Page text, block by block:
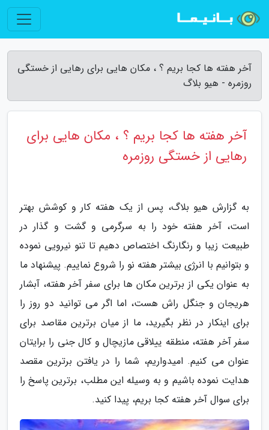
آخر هفته ها کجا بریم ؟ ، مکان هایی برای رهایی از خستگی
روزمره - هیو بلاگ
آخر هفته ها کجا بریم ؟ ، مکان هایی برای
رهایی از خستگی روزمره
به گزارش هیو بلاگ، پس از یک هفته کار و کوشش بهتر
است، آخر هفته خود را به سرگرمی و گشت و گذار در
طبیعت زیبا و رنگارنگ اختصاص دهیم تا تنو نیرویی نموده
و بتوانیم با انرژی بیشتر هفته نو را شروع نماییم. پیشنهاد ما
به عنوان یکی از برترین مکان ها برای سفر آخر هفته، آبشار
هریجان و جنگل راش هست، اما اگر می توانید دو روز را
برای اینکار در نظر بگیرید، ما از میان برترین مقاصد برای
سفر آخر هفته، منطقه ییلاقی مازیچال و کال جنی را برایتان
عنوان می کنیم. امیدواریم، شما را در یافتن برترین مقصد
هدایت نموده باشیم و به وسیله این مطلب، برترین پاسخ را
برای سوال آخر هفته کجا بریم، پیدا کنید.